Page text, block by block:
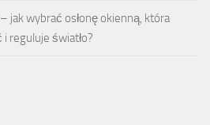
jak wybrać osłonę okienną, która
reguluje światło?